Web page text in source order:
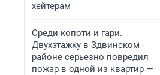
хейтерам
Среди копоти и гари.
Двухэтажку в Здвинском
районе серьезно повредил
пожар в одной из квартир —